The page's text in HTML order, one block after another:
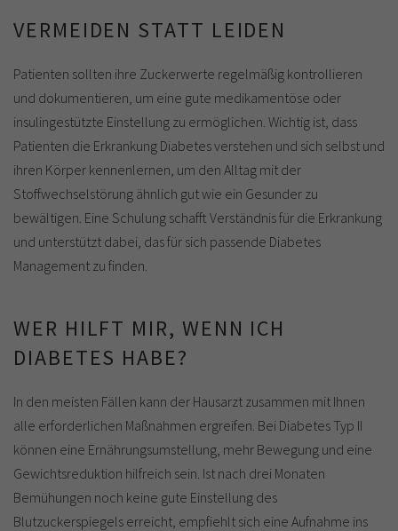
VERMEIDEN STATT LEIDEN
Patienten sollten ihre Zuckerwerte regelmäßig kontrollieren
und dokumentieren, um eine gute medikamentöse oder
insulingestützte Einstellung zu ermöglichen. Wichtig ist, dass
Patienten die Erkrankung Diabetes verstehen und sich selbst und
ihren Körper kennenlernen, um den Alltag mit der
Stoffwechselstörung ähnlich gut wie ein Gesunder zu
bewältigen. Eine Schulung schafft Verständnis für die Erkrankung
und unterstützt dabei, das für sich passende Diabetes
Management zu finden.
WER HILFT MIR, WENN ICH
DIABETES HABE?
In den meisten Fällen kann der Hausarzt zusammen mit Ihnen
alle erforderlichen Maßnahmen ergreifen. Bei Diabetes Typ II
können eine Ernährungsumstellung, mehr Bewegung und eine
Gewichtsreduktion hilfreich sein. Ist nach drei Monaten
Bemühungen noch keine gute Einstellung des
Blutzuckerspiegels erreicht, empfiehlt sich eine Aufnahme ins